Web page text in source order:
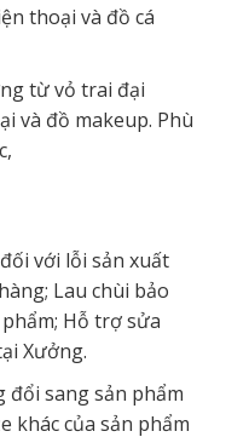
thoại và đồ cá
từ vỏ trai đại
và đồ makeup. Phù
với lỗi sản xuất
Lau chùi bảo
Hỗ trợ sửa
Xưởng.
đổi sang sản phẩm
khác của sản phẩm